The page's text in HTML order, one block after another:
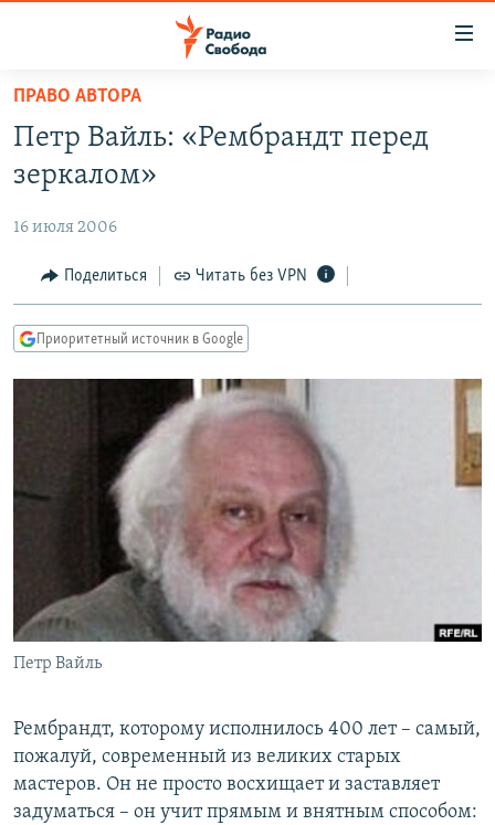
упрощенного
доступа
основному
Вернутся
главной
навигации
Вернутся
ПОДКАСТЫ
АВТОРСКИЕ ПРОЕКТЫ
ЦИТАТЫ СВОБОДЫ
МНЕНИЯ
IDEL.РЕАЛИИ
СЕВЕР.РЕАЛИИ
СИБИРЬ.РЕАЛИИ
РАСПИСАНИЕ ВЕЩАНИЯ
ПОДПИШИТЕСЬ НА РАССЫЛКУ
СОЦИАЛЬНЫЕ СЕТИ
Все сайты РСЕ/РС
ПРАВО АВТОРА
Петр Вайль: «Рембрандт перед
зеркалом»
16 июля 2006
Поделиться Читать без VPN
Приоритетный источник в Google
Петр Вайль
Рембрандт, которому исполнилось 400 лет – самый,
пожалуй, современный из великих старых
мастеров. Он не просто восхищает и заставляет
задуматься – он учит прямым и внятным способом: